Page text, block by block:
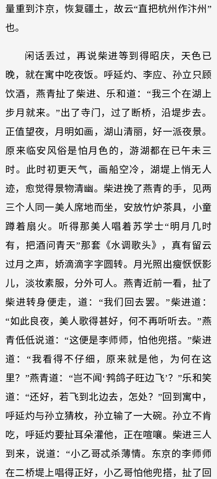
量重到汴京，恢复疆土，故云“直把杭州作汴州”
也。
闲话丢过，再说柴进等到得昭庆，天色已
晚，就在寓中吃夜饭。呼延灼、李应、孙立只顾
饮酒，燕青扯了柴进、乐和道：“我三个在湖上
步月就来。”出了寺门，过了断桥，沿堤步去。
正值望夜，月明如画，湖山清丽，好一派夜景。
原来临安风俗是怕月色的，游湖都在已午未三
时。此时初更天气，画船空冷，湖堤上悄无人
迹，愈觉得景物清幽。柴进挽了燕青的手，见两
三个人同一美人席地而坐，安放竹炉茶具，小童
蹲着扇火。听得那美人唱着苏学士“明月几时
有，把酒问青天”那套《水调歌头》，真有留云
过月之声，娇滴滴字字圆转。月光照出瘦恹恹影
儿，淡妆素服，分外可人。燕青近前一看，扯了
柴进转身便走，道：“我们回去罢。”柴进道：
“如此良夜，美人歌得甚好，何不再听听去。”燕
青低低说道：“这便是李师师，怕他兜搭。”柴进
道：“我看得不仔细，原来就是他，为何在这
里？”燕青道：“岂不闻‘鹁鸽子旺边飞’？”乐和笑
道：“还好，若飞到北边去，怎处？”回到寓中，
呼延灼与孙立猜枚，孙立输了一大碗。孙立不肯
吃，呼延灼要扯耳朵灌他，正在喧嚷。柴进三人
到来，说道：“小乙哥忒杀薄情。东京的李师师
在二桥堤上唱得正好，小乙哥怕他兜搭，扯了回